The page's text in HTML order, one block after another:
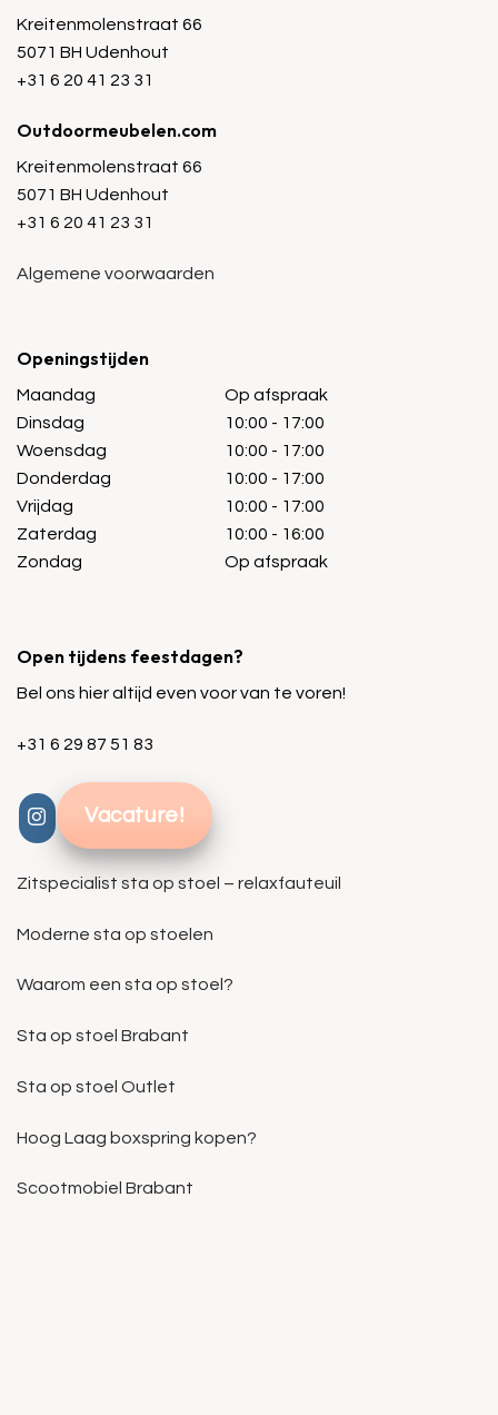
Kreitenmolenstraat 66
5071 BH Udenhout
+31 6 20 41 23 31
Outdoormeubelen.com
Kreitenmolenstraat 66
5071 BH Udenhout
+31 6 20 41 23 31
Algemene voorwaarden
Openingstijden
Maandag
Dinsdag
Woensdag
Donderdag
Vrijdag
Zaterdag
Zondag
Op afspraak
10:00 - 17:00
10:00 - 17:00
10:00 - 17:00
10:00 - 17:00
10:00 - 16:00
Op afspraak
Open tijdens feestdagen?
Bel ons hier altijd even voor van te voren!
+31 6 29 87 51 83
Vacature!
Zitspecialist sta op stoel – relaxfauteuil
Moderne sta op stoelen
Waarom een sta op stoel?
Sta op stoel Brabant
Sta op stoel Outlet
Hoog Laag boxspring kopen?
Scootmobiel Brabant